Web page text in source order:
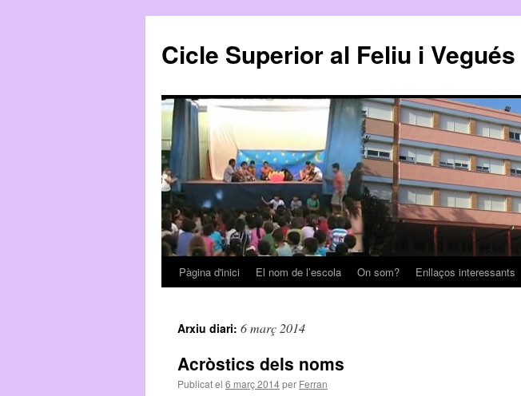
Cicle Superior al Feliu i Vegués
Vés
contingut
Pàgina d'inici El nom de l’escola On som? Enllaços interessants
Arxiu diari: 6 març 2014
Acròstics dels noms
Publicat el 6 març 2014per Ferran